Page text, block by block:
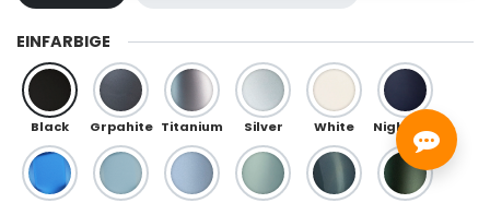
EINFARBIGE
Black Grpahite Titanium Silver White